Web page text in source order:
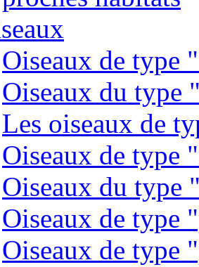
Oiseaux de type
Oiseaux du type
Les oiseaux de
Oiseaux de type
Oiseaux du type
Oiseaux de type
Oiseaux de type